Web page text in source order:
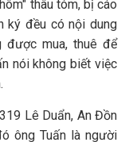
thâu tóm, bị cáo
ký đều có nội dung
được mua, thuê để
nói không biết việc
Lê Duẩn, An Đồn
ông Tuấn là người